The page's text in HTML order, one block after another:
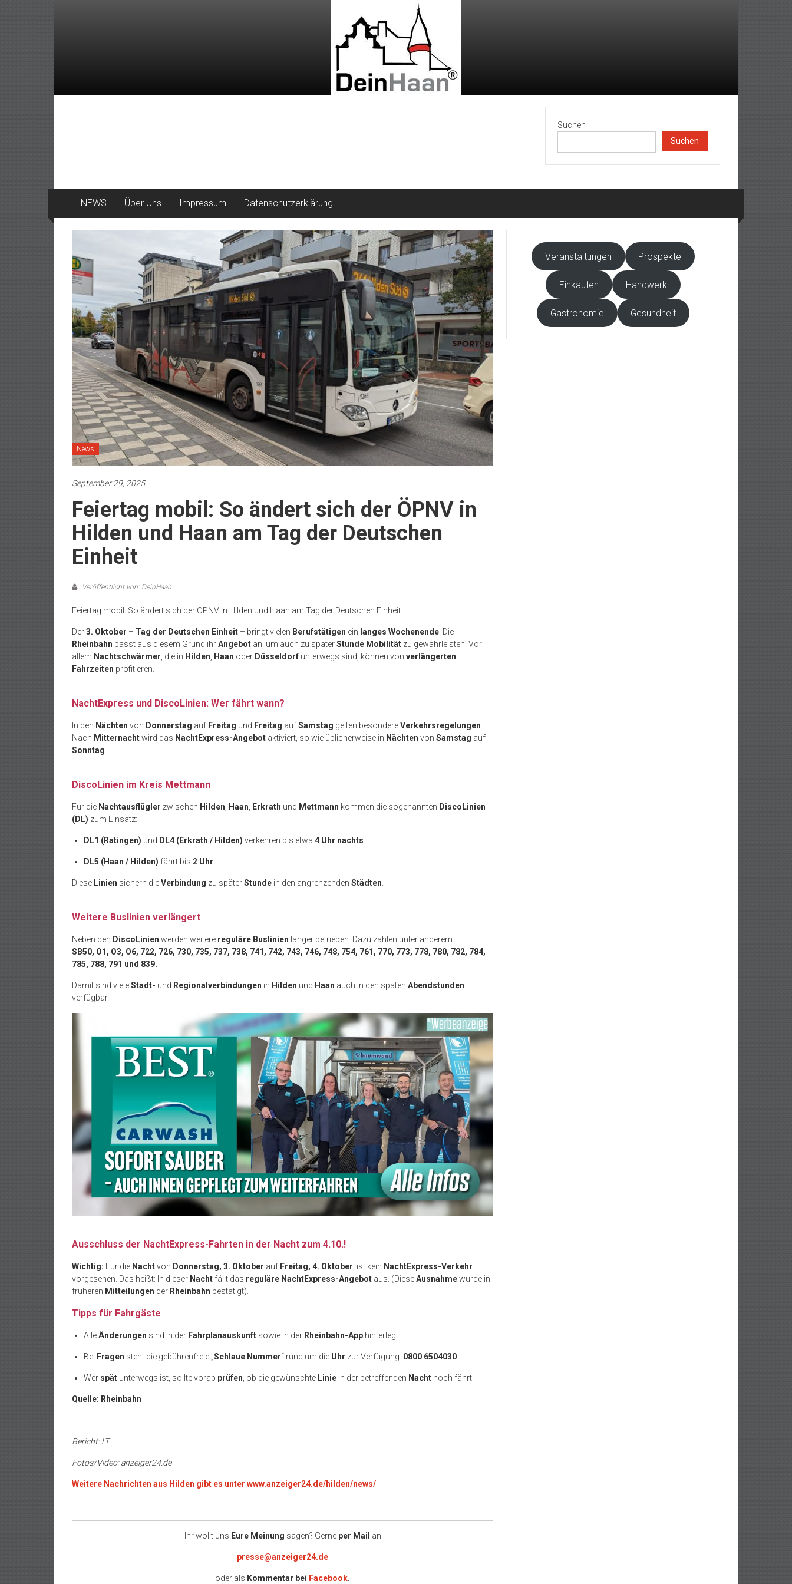
Suchen
Suchen
NEWS Über Uns Impressum Datenschutzerklärung
News
September 29, 2025
Feiertag mobil: So ändert sich der ÖPNV in
Hilden und Haan am Tag der Deutschen
Einheit
Veröffentlicht von: DeinHaan
Feiertag mobil: So ändert sich der ÖPNV in Hilden und Haan am Tag der Deutschen Einheit
Der3. Oktober – Tag der Deutschen Einheit – bringt vielen Berufstätigen ein langes Wochenende . Die
Rheinbahn passt aus diesem Grund ihrAngebot an, um auch zu späterStunde Mobilität zu gewährleisten. Vor
allem Nachtschwärmer , die in Hilden Haan oder Düsseldorf unterwegs sind, können von verlängerten
Fahrzeiten profitieren.
NachtExpress und DiscoLinien: Wer fährt wann?
In den Nächten von Donnerstag auf Freitag und Freitag aufSamstag gelten besondereVerkehrsregelungen:
Nach Mitternachtwird das NachtExpress-Angebot aktiviert, so wie üblicherweise in Nächten von Samstag auf
Sonntag
DiscoLinien im Kreis Mettmann
Für die Nachtausflügler zwischen Hilden Haan Erkrath und Mettmann kommen die sogenannten DiscoLinien
(DL) zum Einsatz:
DL1 (Ratingen) und DL4 (Erkrath / Hilden) verkehren bis etwa 4 Uhr nachts
DL5 (Haan / Hilden) fährt bis 2 Uhr
Diese Linien sichern dieVerbindung zu späterStunde in den angrenzenden Städten
Weitere Buslinien verlängert
Neben den DiscoLinien werden weitere reguläre Buslinien länger betrieben. Dazu zählen unter anderem:
SB50, O1, O3, O6, 722, 726, 730, 735, 737, 738, 741, 742, 743, 746, 748, 754, 761, 770, 773, 778, 780, 782, 784,
785, 788, 791 und 839.
Damit sind vieleStadt- und Regionalverbindungen in Hilden und Haan auch in den späten Abendstunden
verfügbar.
Ausschluss der NachtExpress-Fahrten in der Nacht zum 4.10.!
Wichtig: Für die Nachtvon Donnerstag, 3. Oktober auf Freitag, 4. Oktober, ist kein NachtExpress-Verkehr
vorgesehen. Das heißt: In dieser Nacht fällt das reguläre NachtExpress-Angebot aus. (DieseAusnahmewurde in
früheren Mitteilungen der Rheinbahn bestätigt).
Tipps für Fahrgäste
AlleÄnderungen sind in der Fahrplanauskunft sowie in der Rheinbahn-App hinterlegt
Bei Fragen steht die gebührenfreie „Schlaue Nummer“ rund um die Uhr zur Verfügung: 0800 6504030
Wer spät unterwegs ist, sollte vorab prüfen, ob die gewünschte Linie in der betreffenden Nacht noch fährt
Quelle: Rheinbahn
Bericht: LT
Fotos/Video: anzeiger24.de
Weitere Nachrichten aus Hilden gibt es unter www.anzeiger24.de/hilden/news/
Ihr wollt uns Eure Meinung sagen? Gerneper Mail an
presse@anzeiger24.de
oder als Kommentar bei Facebook.
Veranstaltungen Prospekte
Einkaufen Handwerk
Gastronomie Gesundheit